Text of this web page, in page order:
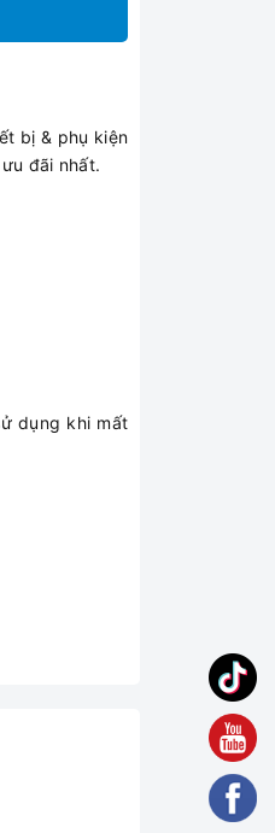
bị & phụ kiện
đãi nhất.
dụng khi mất